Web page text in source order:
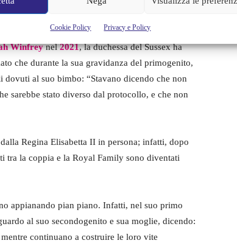
Cookie Policy Privacy e Policy
Winfreynel2021, la duchessa del Sussex ha
che durante la sua gravidanza del primogenito,
al suo bimbo: “Stavano dicendo che non
sarebbe stato diverso dal protocollo, e che non
Regina Elisabetta II in persona; infatti, dopo
tra la coppia e la Royal Family sono diventati
appianando pian piano. Infatti, nel suo primo
al suo secondogenito e sua moglie, dicendo:
continuano a costruire le loro vite